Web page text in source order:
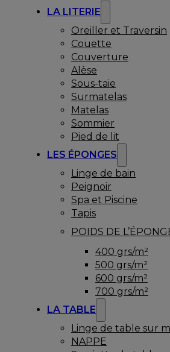
LA LITERIE
Oreiller et Traversin
Couette
Couverture
Alèse
Sous-taie
Surmatelas
Matelas
Sommier
Pied de lit
LES ÉPONGES
Linge de bain
Peignoir
Spa et Piscine
Tapis
POIDS DE
400 grs/m²
500 grs/m²
600 grs/m²
700 grs/m²
LA TABLE
Linge de table sur
NAPPE